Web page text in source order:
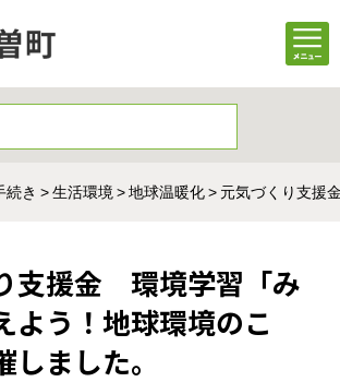
続き 生活環境 地球温暖化 元気づくり支援
支援金 環境学習「み
よう！地球環境のこ
しました。